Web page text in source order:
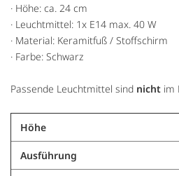
· Höhe: ca. 24 cm
· Leuchtmittel: 1x E14 max. 40 W
· Material: Keramitfuß / Stoffschirm
· Farbe: Schwarz
Passende Leuchtmittel sind nicht im
Höhe
Ausführung